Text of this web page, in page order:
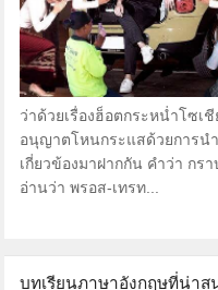
ว่าด้วยเรื่องฮ็อตกระหน่ำโซเ
อนุญาตโหนกระแสด้วยการน
เกี่ยวข้องมาฝากกัน คำว่า กร
อ่านว่า พรอส-เทรท...
บทเรียนภาษาอังกฤษที่น่าส